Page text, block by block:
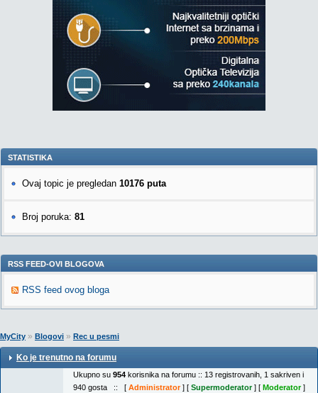
STATISTIKA
Ovaj topic je pregledan 10176 puta
Broj poruka: 81
RSS FEED-OVI BLOGOVA
RSS feed ovog bloga
MyCity » Blogovi » Rec u pesmi
Ko je trenutno na forumu
Ukupno su 954 korisnika na forumu :: 13 registrovanih, 1 sakriven i
940 gosta :: [ Administrator] [ Supermoderator] [ Moderator]